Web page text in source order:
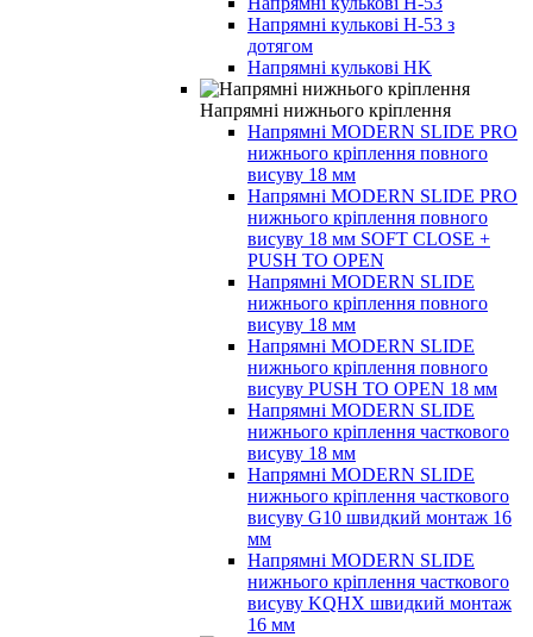
Напрямні кулькові H-53 з
дотягом
Напрямні кулькові HK
Напрямні нижнього кріплення
Напрямні MODERN SLIDE PRO
нижнього кріплення повного
висуву 18 мм
Напрямні MODERN SLIDE PRO
нижнього кріплення повного
висуву 18 мм SOFT CLOSE +
PUSH TO OPEN
Напрямні MODERN SLIDE
нижнього кріплення повного
висуву 18 мм
Напрямні MODERN SLIDE
нижнього кріплення повного
висуву PUSH TO OPEN 18 мм
Напрямні MODERN SLIDE
нижнього кріплення часткового
висуву 18 мм
Напрямні MODERN SLIDE
нижнього кріплення часткового
висуву G10 швидкий монтаж 16
мм
Напрямні MODERN SLIDE
нижнього кріплення часткового
висуву KQHX швидкий монтаж
16 мм